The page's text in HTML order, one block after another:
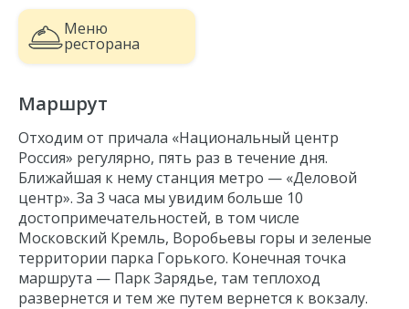
Памятник Петру I
Дом правительства
Мэрия Москвы
Стадион Лужники
Воробьевы горы
Парк Горького
Новодевичий монастырь
Парк Зарядье
Высотка на Котельнической набережной
Меню
ресторана
Маршрут
Отходим от причала «Национальный центр
Россия» регулярно, пять раз в течение дня.
Ближайшая к нему станция метро — «Деловой
центр». За 3 часа мы увидим больше 10
достопримечательностей, в том числе
Московский Кремль, Воробьевы горы и зеленые
территории парка Горького. Конечная точка
маршрута — Парк Зарядье, там теплоход
развернется и тем же путем вернется к вокзалу.